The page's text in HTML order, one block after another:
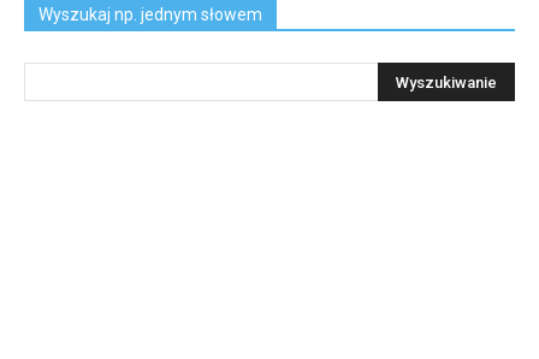
Wyszukaj np. jednym słowem